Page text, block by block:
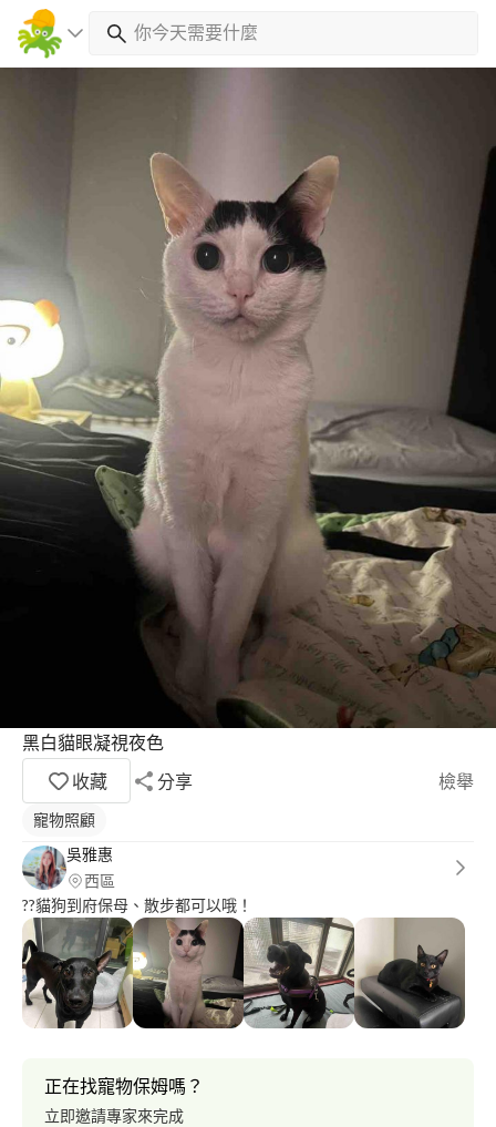
黑白貓眼凝視夜色
收藏
分享 檢舉
寵物照顧
吳雅惠
西區
??貓狗到府保母、散步都可以哦！
正在找寵物保姆嗎？
立即邀請專家來完成